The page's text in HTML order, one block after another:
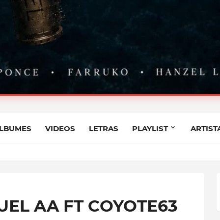
VIDEOS LETRAS PLAYLIST
FT FARRUKO, HANZEL LA H, FRONTI
AA FT COYOTE63